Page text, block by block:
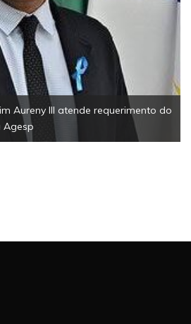
Aureny III atende requerimento do
Agesp